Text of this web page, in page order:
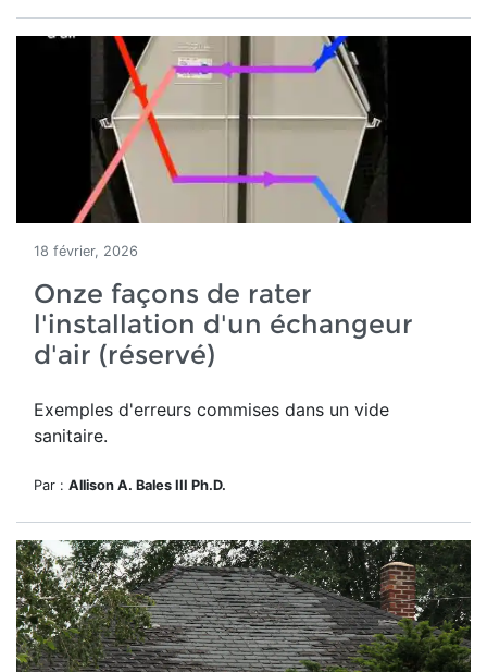
18 février, 2026
Onze façons de rater
l'installation d'un échangeur
d'air (réservé)
Exemples d'erreurs commises dans un vide
sanitaire.
Par : Allison A. Bales III Ph.D.